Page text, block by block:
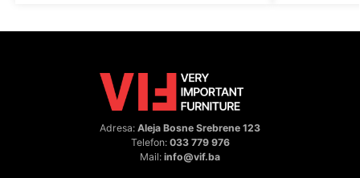
Adresa: Aleja Bosne Srebrene 123
Telefon: 033 779 976
Mail: info@vif.ba